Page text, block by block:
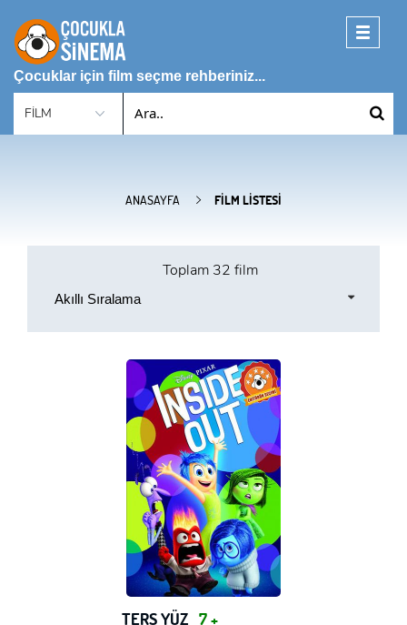
Toggle
Çocuklar için film seçme rehberiniz...
ANASAYFA FILM LISTESI
Toplam 32 film
Akıllı Sıralama
TERS YÜZ 7 +